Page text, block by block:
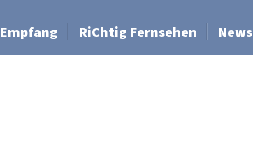
Empfang RiChtig Fernsehen News